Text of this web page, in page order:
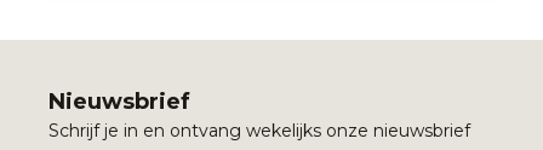
Nieuwsbrief
Schrijf je in en ontvang wekelijks onze nieuwsbrief